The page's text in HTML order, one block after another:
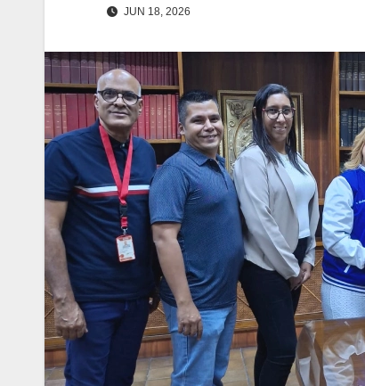
JUN 18, 2026